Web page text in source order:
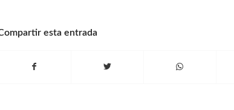
esta entrada